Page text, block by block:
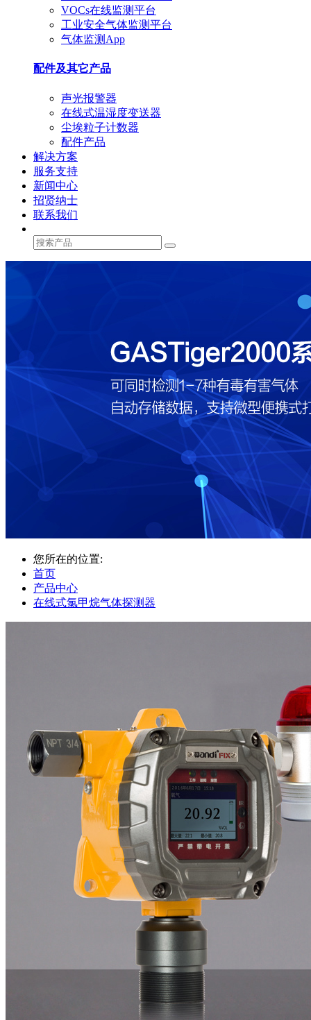
VOCs在线监测平台
工业安全气体监测平台
气体监测App
配件及其它产品
声光报警器
在线式温湿度变送器
尘埃粒子计数器
配件产品
解决方案
服务支持
新闻中心
招贤纳士
联系我们
您所在的位置:
首页
产品中心
在线式氯甲烷气体探测器